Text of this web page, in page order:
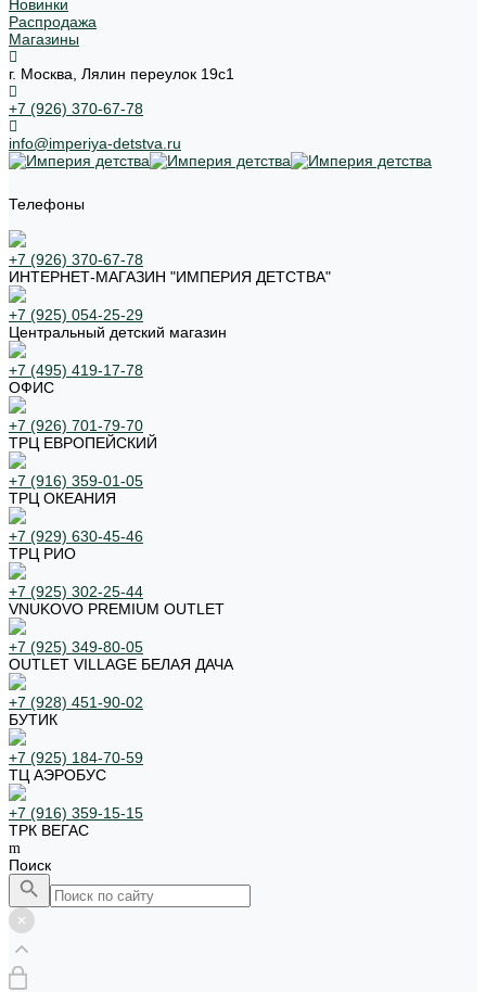
Новинки
Распродажа
Магазины
г. Москва, Лялин переулок 19с1
+7 (926) 370-67-78
info@imperiya-detstva.ru
Телефоны
+7 (926) 370-67-78
ИНТЕРНЕТ-МАГАЗИН "ИМПЕРИЯ ДЕТСТВА"
+7 (925) 054-25-29
Центральный детский магазин
+7 (495) 419-17-78
ОФИС
+7 (926) 701-79-70
ТРЦ ЕВРОПЕЙСКИЙ
+7 (916) 359-01-05
ТРЦ ОКЕАНИЯ
+7 (929) 630-45-46
ТРЦ РИО
+7 (925) 302-25-44
VNUKOVO PREMIUM OUTLET
+7 (925) 349-80-05
OUTLET VILLAGE БЕЛАЯ ДАЧА
+7 (928) 451-90-02
БУТИК
+7 (925) 184-70-59
ТЦ АЭРОБУС
+7 (916) 359-15-15
ТРК ВЕГАС
Поиск